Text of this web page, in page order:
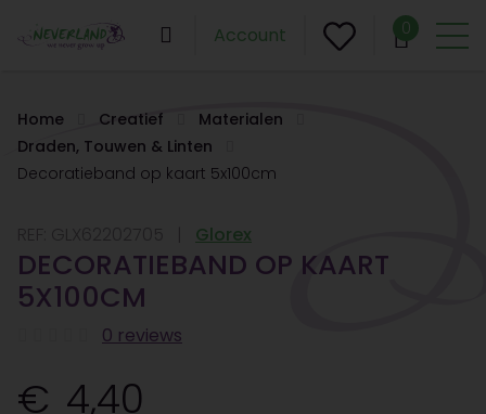
Account 0
Home Creatief
Materialen
Draden, Touwen & Linten
Decoratieband op kaart 5x100cm
Glorex
DECORATIEBAND OP KAART
5X100CM
0 reviews
4,40